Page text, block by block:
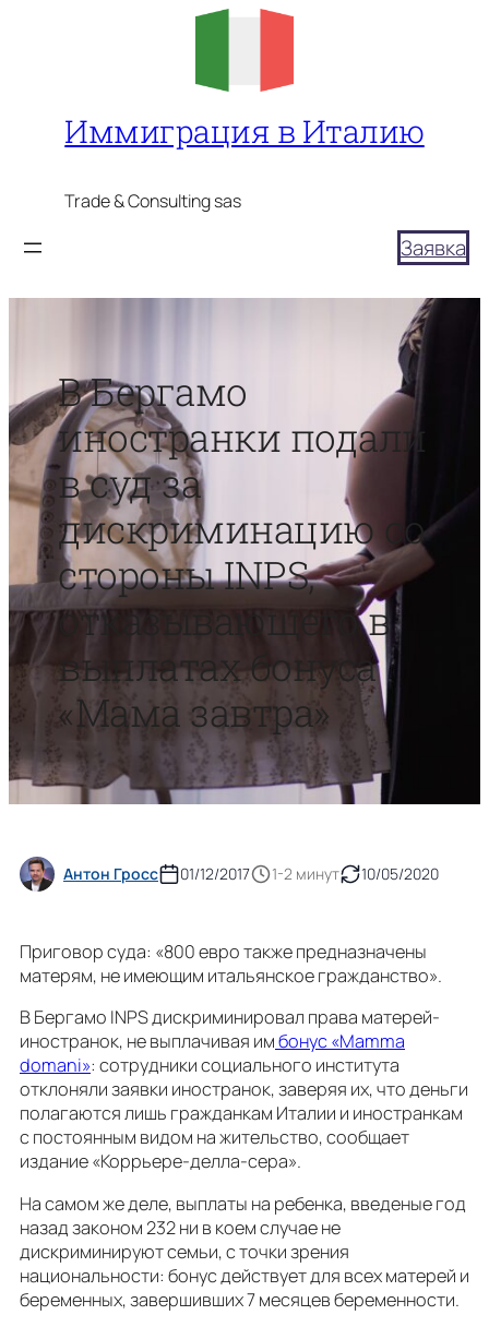
Иммиграция в Италию
Trade & Consulting sas
Заявка
В Бергамо
иностранки подали
в суд за
дискриминацию со
стороны INPS,
отказывающего в
выплатах бонуса
«Мама завтра»
Антон Гросс 01/12/2017 1-2 минут 10/05/2020
Приговор суда: «800 евро также предназначены
матерям, не имеющим итальянское гражданство».
В Бергамо INPS дискриминировал права матерей-
иностранок, не выплачивая имбонус «Mamma
domani»: сотрудники социального института
отклоняли заявки иностранок, заверяя их, что деньги
полагаются лишь гражданкам Италии и иностранкам
с постоянным видом на жительство, сообщает
издание «Коррьере-делла-сера».
На самом же деле, выплаты на ребенка, введеные год
назад законом 232 ни в коем случае не
дискриминируют семьи, с точки зрения
национальности: бонус действует для всех матерей и
беременных, завершивших 7 месяцев беременности.